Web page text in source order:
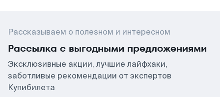
Рассказываем о полезном и интересном
Рассылка с выгодными предложениями
Эксклюзивные акции, лучшие лайфхаки,
заботливые рекомендации от экспертов
Купибилета